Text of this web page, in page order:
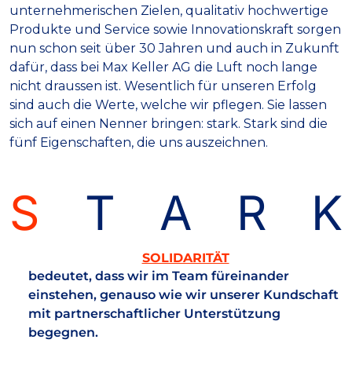
unternehmerischen Zielen, qualitativ hochwertige
Produkte und Service sowie Innovationskraft sorgen
nun schon seit über 30 Jahren und auch in Zukunft
dafür, dass bei Max Keller AG die Luft noch lange
nicht draussen ist. Wesentlich für unseren Erfolg
sind auch die Werte, welche wir pflegen. Sie lassen
sich auf einen Nenner bringen: stark. Stark sind die
fünf Eigenschaften, die uns auszeichnen.
S T A R K
SOLID­ARITÄT
bedeutet, dass wir im Team füreinander
einstehen, genauso wie wir unserer Kundschaft
mit partnerschaftlicher Unterstützung
begegnen.